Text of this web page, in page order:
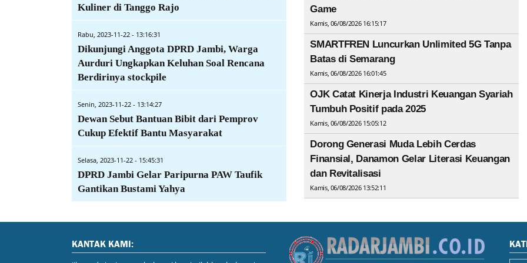
Kuliner di Tanggo Rajo
Rabu, 2023-11-22 - 13:16:31
Dikunjungi Anggota DPRD Jambi, Warga
Aurduri Ungkapkan Keluhan Soal Rencana
Berdirinya stockpile
Senin, 2023-11-22 - 13:14:27
Dewan Sebut Bantuan Bibit dari Pemprov
Cukup Efektif Bantu Masyarakat
Selasa, 2023-11-22 - 15:45:31
DPRD Jambi Gelar Paripurna PAW Taufik
Gantikan Bustami Yahya
Game
Kamis, 06/08/2026 16:15:17
SMARTFREN Luncurkan Unlimited 5G Tanpa
Batas di Semarang
Kamis, 06/08/2026 16:01:45
OJK Catat Kinerja Industri Keuangan Syariah
Tumbuh Positif pada 2025
Kamis, 06/08/2026 15:05:12
Dorong Generasi Muda Lebih Cerdas
Finansial, Danamon Gelar Literasi Keuangan
dan Revitalisasi
Kamis, 06/08/2026 13:52:11
KANTAK KAMI: